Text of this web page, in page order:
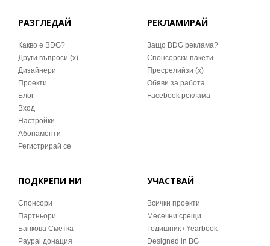
РАЗГЛЕДАЙ
Какво е BDG?
Други въпроси (x)
Дизайнери
Проекти
Блог
Вход
Настройки
Абонаменти
Регистрирай се
РЕКЛАМИРАЙ
Защо BDG реклама?
Спонсорски пакети
Пресрелийзи (x)
Обяви за работа
Facebook реклама
ПОДКРЕПИ НИ
Спонсори
Партньори
Банкова Сметка
Paypal донация
УЧАСТВАЙ
Всички проекти
Месечни срещи
Годишник / Yearbook
Designed in BG